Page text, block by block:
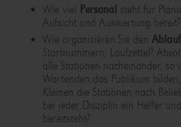
Wie viel
Personal steht für
Aufsicht und Auswertung bereit?
Wie organisieren Sie den Ablauf
Startnummern, Laufzettel?
alle Stationen nacheinander, so
Wartenden das Publikum
Kleinen die Stationen nach
bei jeder Disziplin ein Helfer
bereitsteht?